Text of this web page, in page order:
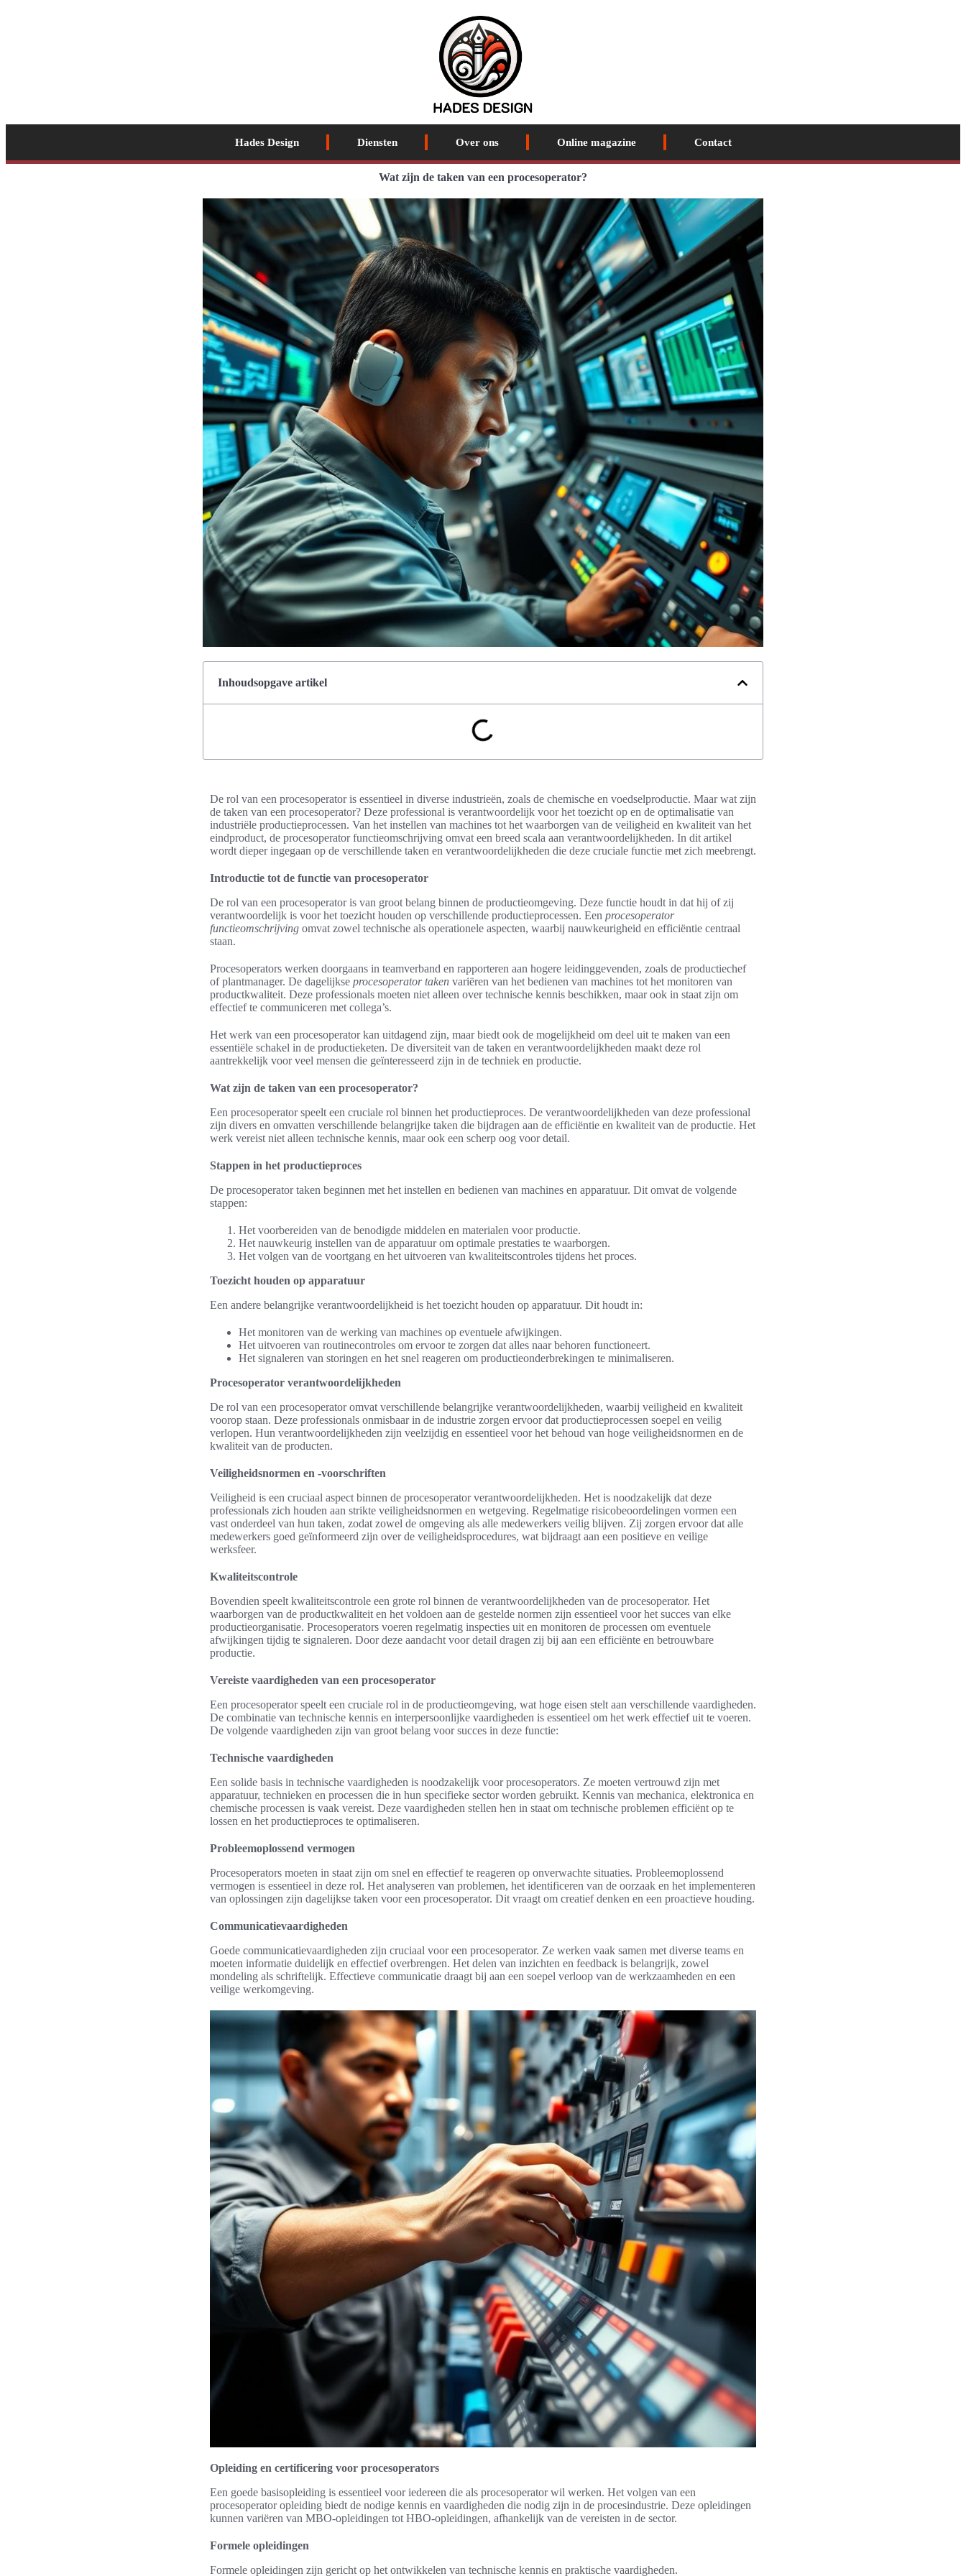
Hades Design Diensten Over ons Online magazine Contact
Wat zijn de taken van een procesoperator?
Inhoudsopgave artikel
De rol van een procesoperator is essentieel in diverse industrieën, zoals de chemische en voedselproductie. Maar wat zijn
de taken van een procesoperator? Deze professional is verantwoordelijk voor het toezicht op en de optimalisatie van
industriële productieprocessen. Van het instellen van machines tot het waarborgen van de veiligheid en kwaliteit van het
eindproduct, de procesoperator functieomschrijving omvat een breed scala aan verantwoordelijkheden. In dit artikel
wordt dieper ingegaan op de verschillende taken en verantwoordelijkheden die deze cruciale functie met zich meebrengt.
Introductie tot de functie van procesoperator
De rol van een procesoperator is van groot belang binnen de productieomgeving. Deze functie houdt in dat hij of zij
verantwoordelijk is voor het toezicht houden op verschillende productieprocessen. Een procesoperator
functieomschrijving omvat zowel technische als operationele aspecten, waarbij nauwkeurigheid en efficiëntie centraal
staan.
Procesoperators werken doorgaans in teamverband en rapporteren aan hogere leidinggevenden, zoals de productiechef
of plantmanager. De dagelijkse procesoperator taken variëren van het bedienen van machines tot het monitoren van
productkwaliteit. Deze professionals moeten niet alleen over technische kennis beschikken, maar ook in staat zijn om
effectief te communiceren met collega’s.
Het werk van een procesoperator kan uitdagend zijn, maar biedt ook de mogelijkheid om deel uit te maken van een
essentiële schakel in de productieketen. De diversiteit van de taken en verantwoordelijkheden maakt deze rol
aantrekkelijk voor veel mensen die geïnteresseerd zijn in de techniek en productie.
Wat zijn de taken van een procesoperator?
Een procesoperator speelt een cruciale rol binnen het productieproces. De verantwoordelijkheden van deze professional
zijn divers en omvatten verschillende belangrijke taken die bijdragen aan de efficiëntie en kwaliteit van de productie. Het
werk vereist niet alleen technische kennis, maar ook een scherp oog voor detail.
Stappen in het productieproces
De procesoperator taken beginnen met het instellen en bedienen van machines en apparatuur. Dit omvat de volgende
stappen:
Het voorbereiden van de benodigde middelen en materialen voor productie.
Het nauwkeurig instellen van de apparatuur om optimale prestaties te waarborgen.
Het volgen van de voortgang en het uitvoeren van kwaliteitscontroles tijdens het proces.
Toezicht houden op apparatuur
Een andere belangrijke verantwoordelijkheid is het toezicht houden op apparatuur. Dit houdt in:
Het monitoren van de werking van machines op eventuele afwijkingen.
Het uitvoeren van routinecontroles om ervoor te zorgen dat alles naar behoren functioneert.
Het signaleren van storingen en het snel reageren om productieonderbrekingen te minimaliseren.
Procesoperator verantwoordelijkheden
De rol van een procesoperator omvat verschillende belangrijke verantwoordelijkheden, waarbij veiligheid en kwaliteit
voorop staan. Deze professionals onmisbaar in de industrie zorgen ervoor dat productieprocessen soepel en veilig
verlopen. Hun verantwoordelijkheden zijn veelzijdig en essentieel voor het behoud van hoge veiligheidsnormen en de
kwaliteit van de producten.
Veiligheidsnormen en -voorschriften
Veiligheid is een cruciaal aspect binnen de procesoperator verantwoordelijkheden. Het is noodzakelijk dat deze
professionals zich houden aan strikte veiligheidsnormen en wetgeving. Regelmatige risicobeoordelingen vormen een
vast onderdeel van hun taken, zodat zowel de omgeving als alle medewerkers veilig blijven. Zij zorgen ervoor dat alle
medewerkers goed geïnformeerd zijn over de veiligheidsprocedures, wat bijdraagt aan een positieve en veilige
werksfeer.
Kwaliteitscontrole
Bovendien speelt kwaliteitscontrole een grote rol binnen de verantwoordelijkheden van de procesoperator. Het
waarborgen van de productkwaliteit en het voldoen aan de gestelde normen zijn essentieel voor het succes van elke
productieorganisatie. Procesoperators voeren regelmatig inspecties uit en monitoren de processen om eventuele
afwijkingen tijdig te signaleren. Door deze aandacht voor detail dragen zij bij aan een efficiënte en betrouwbare
productie.
Vereiste vaardigheden van een procesoperator
Een procesoperator speelt een cruciale rol in de productieomgeving, wat hoge eisen stelt aan verschillende vaardigheden.
De combinatie van technische kennis en interpersoonlijke vaardigheden is essentieel om het werk effectief uit te voeren.
De volgende vaardigheden zijn van groot belang voor succes in deze functie:
Technische vaardigheden
Een solide basis in technische vaardigheden is noodzakelijk voor procesoperators. Ze moeten vertrouwd zijn met
apparatuur, technieken en processen die in hun specifieke sector worden gebruikt. Kennis van mechanica, elektronica en
chemische processen is vaak vereist. Deze vaardigheden stellen hen in staat om technische problemen efficiënt op te
lossen en het productieproces te optimaliseren.
Probleemoplossend vermogen
Procesoperators moeten in staat zijn om snel en effectief te reageren op onverwachte situaties. Probleemoplossend
vermogen is essentieel in deze rol. Het analyseren van problemen, het identificeren van de oorzaak en het implementeren
van oplossingen zijn dagelijkse taken voor een procesoperator. Dit vraagt om creatief denken en een proactieve houding.
Communicatievaardigheden
Goede communicatievaardigheden zijn cruciaal voor een procesoperator. Ze werken vaak samen met diverse teams en
moeten informatie duidelijk en effectief overbrengen. Het delen van inzichten en feedback is belangrijk, zowel
mondeling als schriftelijk. Effectieve communicatie draagt bij aan een soepel verloop van de werkzaamheden en een
veilige werkomgeving.
Opleiding en certificering voor procesoperators
Een goede basisopleiding is essentieel voor iedereen die als procesoperator wil werken. Het volgen van een
procesoperator opleiding biedt de nodige kennis en vaardigheden die nodig zijn in de procesindustrie. Deze opleidingen
kunnen variëren van MBO-opleidingen tot HBO-opleidingen, afhankelijk van de vereisten in de sector.
Formele opleidingen
Formele opleidingen zijn gericht op het ontwikkelen van technische kennis en praktische vaardigheden.